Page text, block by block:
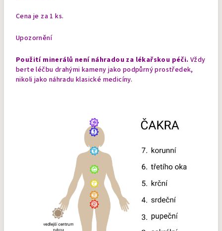
Cena je za 1 ks.
Upozornění
Použití minerálů není náhradou za lékařskou péči. Vždy
berte léčbu drahými kameny jako podpůrný prostředek,
nikoli jako náhradu klasické medicíny.